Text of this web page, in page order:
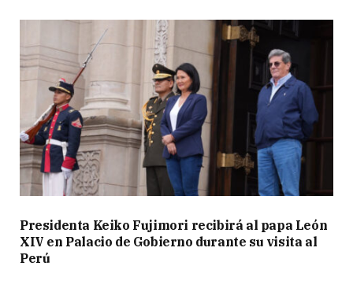
Presidenta Keiko Fujimori recibirá al papa León
XIV en Palacio de Gobierno durante su visita al
Perú